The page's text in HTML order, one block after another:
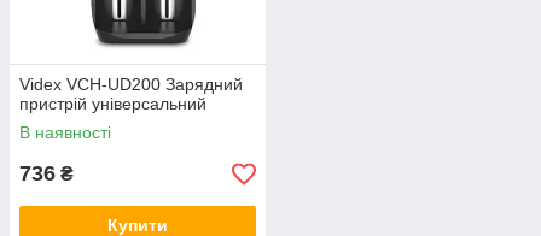
Videx VCH-UD200 Зарядний
пристрій універсальний
В наявності
736 ₴
Купити